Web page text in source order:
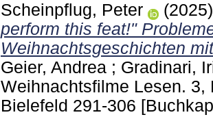
Scheinpflug, Peter
perform this feat!"
Weihnachtsgeschichten
Geier, Andrea ; Gradinari,
Weihnachtsfilme Lesen. 3,
Bielefeld 291-306